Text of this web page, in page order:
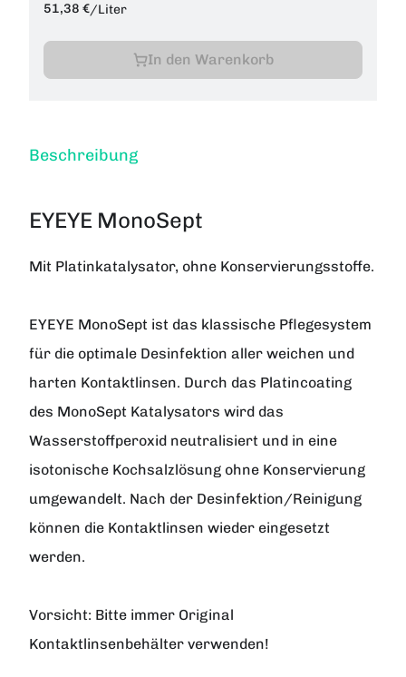
51,38 €/Liter
In den Warenkorb
Beschreibung
EYEYE MonoSept
Mit Platinkatalysator, ohne Konservierungsstoffe.
EYEYE MonoSept ist das klassische Pflegesystem
für die optimale Desinfektion aller weichen und
harten Kontaktlinsen. Durch das Platincoating
des MonoSept Katalysators wird das
Wasserstoffperoxid neutralisiert und in eine
isotonische Kochsalzlösung ohne Konservierung
umgewandelt. Nach der Desinfektion/Reinigung
können die Kontaktlinsen wieder eingesetzt
werden.
Vorsicht: Bitte immer Original
Kontaktlinsenbehälter verwenden!